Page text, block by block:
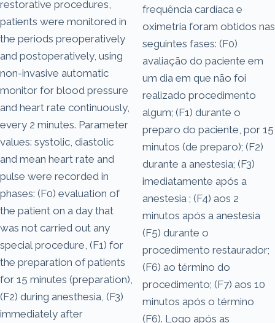
restorative procedures,
patients were monitored in
the periods preoperatively
and postoperatively, using
non-invasive automatic
monitor for blood pressure
and heart rate continuously,
every 2 minutes. Parameter
values: systolic, diastolic
and mean heart rate and
pulse were recorded in
phases: (F0) evaluation of
the patient on a day that
was not carried out any
special procedure, (F1) for
the preparation of patients
for 15 minutes (preparation),
(F2) during anesthesia, (F3)
immediately after
frequência cardíaca e
oximetria foram obtidos nas
seguintes fases: (F0)
avaliação do paciente em
um dia em que não foi
realizado procedimento
algum; (F1) durante o
preparo do paciente, por 15
minutos (de preparo); (F2)
durante a anestesia; (F3)
imediatamente após a
anestesia ; (F4) aos 2
minutos após a anestesia
(F5) durante o
procedimento restaurador;
(F6) ao término do
procedimento; (F7) aos 10
minutos após o término
(F6). Logo após as